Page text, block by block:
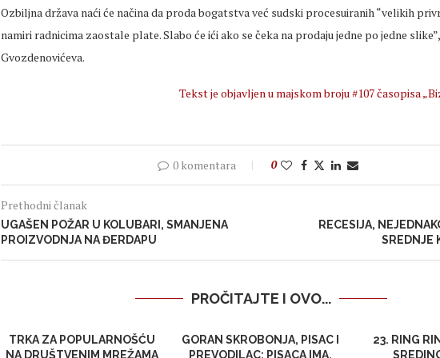
Ozbiljna država naći će načina da proda bogatstva već sudski procesuiranih “velikih
namiri radnicima zaostale plate. Slabo će ići ako se čeka na prodaju jedne po jedne
Gvozdenovićeva.
Tekst je objavljen u majskom broju #107 časopisa
0 komentara 0
Prethodni članak
UGAŠEN POŽAR U KOLUBARI, SMANJENA
PROIZVODNJA NA ĐERDAPU
RECESIJA,
SREDNJE
PROČITAJTE I OVO...
TRKA ZA POPULARNOŠĆU
NA DRUŠTVENIM MREŽAMA
GORAN SKROBONJA, PISAC I
PREVODILAC: PISACA IMA,
23. RING